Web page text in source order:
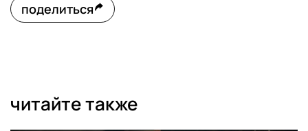
поделиться
читайте также